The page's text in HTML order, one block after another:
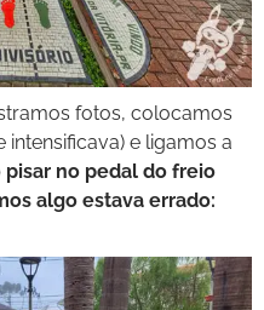
fotos, colocamos
intensificava) e ligamos a
pisar no pedal do freio
algo estava errado: